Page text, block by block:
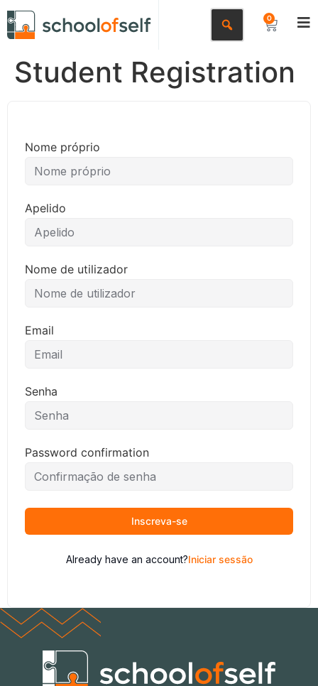
0
Student Registration
Nome próprio
Apelido
Nome de utilizador
Email
Senha
Password confirmation
Inscreva-se
Already have an account?Iniciar sessão